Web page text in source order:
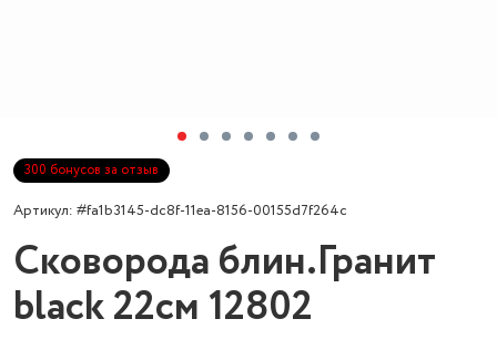
300 бонусов за отзыв
Артикул: #fa1b3145-dc8f-11ea-8156-00155d7f264c
Сковорода блин.Гранит
black 22см 12802